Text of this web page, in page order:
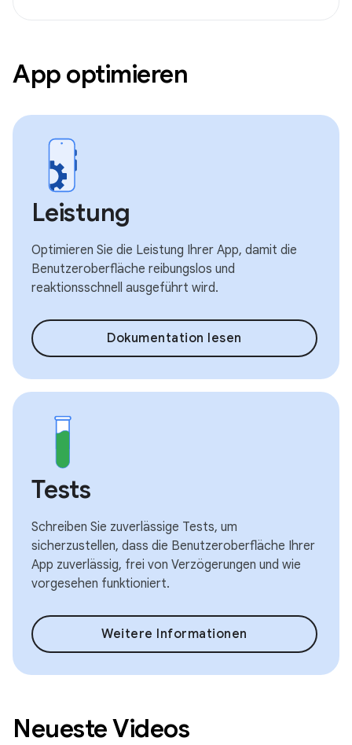
App optimieren
Leistung
Optimieren Sie die Leistung Ihrer App, damit die
Benutzeroberfläche reibungslos und
reaktionsschnell ausgeführt wird.
Dokumentation lesen
Tests
Schreiben Sie zuverlässige Tests, um
sicherzustellen, dass die Benutzeroberfläche Ihrer
App zuverlässig, frei von Verzögerungen und wie
vorgesehen funktioniert.
Weitere Informationen
Neueste Videos